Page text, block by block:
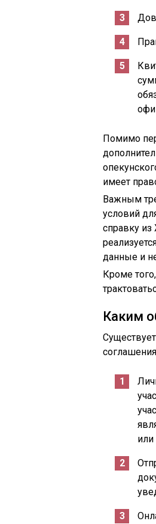
Помимо
имеет
Важным
условий
справку
данные и
Кроме
Каким
или